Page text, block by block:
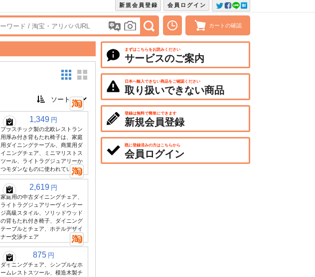
会員ログイン
新規会員登録
カートの確認
1,349 円
プラスチック製の北欧レストラン
用厚み付き背もたれ椅子は、家庭
用ダイニングテーブル、商業用ダ
イニングチェア、ミニマリストス
ツール、ライトラグジュアリーか
つモダンなものに使われています
2,619 円
家庭用の中古ダイニングチェア、
ライトラグジュアリーヴィンテー
ジ高級スタイル、ソリッドウッド
の背もたれ付き椅子、ダイニング
テーブルとチェア、ホテルデザイ
ナー交渉チェア
875 円
ダイニングチェア、シンプルなホ
ームレストスツール、模造木製チ
まずはこちらをお読みください
サービスのご案内
日本へ輸入できない商品をご確認ください
取り扱いできない商品
登録は無料で簡単にできます
新規会員登録
既に登録済みの方はこちらから
会員ログイン